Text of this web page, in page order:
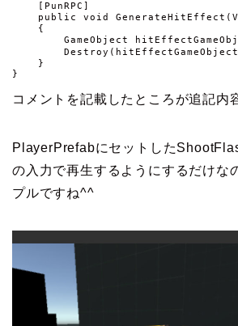
    [PunRPC]
public void
    {
GameObject
    }
}
コメントを記載したところが追記内
PlayerPrefabにセットした
の入力で再生するようにするだけな
プルですね^^